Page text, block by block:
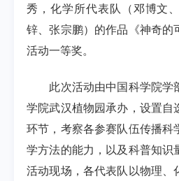
秀，化学所代表队（邓博文
锌、张宗鹏）的作品《神奇的
活动一等奖。
此次活动由中国科学院学
学院武汉植物园承办，设置自
环节，考察各参赛队伍传播科
学方法的能力，以及科普知识
活动现场，各代表队以物理、